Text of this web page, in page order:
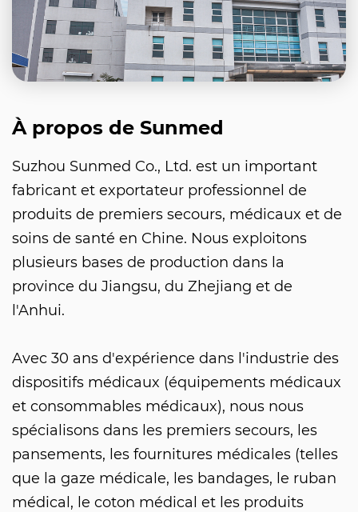
À propos de Sunmed
Suzhou Sunmed Co., Ltd. est un important
fabricant et exportateur professionnel de
produits de premiers secours, médicaux et de
soins de santé en Chine. Nous exploitons
plusieurs bases de production dans la
province du Jiangsu, du Zhejiang et de
l'Anhui.
Avec 30 ans d'expérience dans l'industrie des
dispositifs médicaux (équipements médicaux
et consommables médicaux), nous nous
spécialisons dans les premiers secours, les
pansements, les fournitures médicales (telles
que la gaze médicale, les bandages, le ruban
médical, le coton médical et les produits